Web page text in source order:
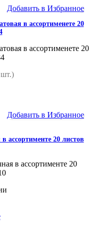
Добавить в Избранное
в ассортименете 20
в ассортименете 20
Добавить в Избранное
ассортименте 20 листов
в ассортименте 20